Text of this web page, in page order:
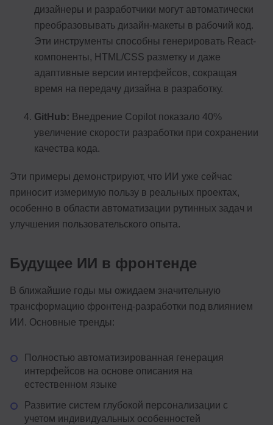
дизайнеры и разработчики могут автоматически
преобразовывать дизайн-макеты в рабочий код.
Эти инструменты способны генерировать React-
компоненты, HTML/CSS разметку и даже
адаптивные версии интерфейсов, сокращая
время на передачу дизайна в разработку.
GitHub: Внедрение Copilot показало 40%
увеличение скорости разработки при сохранении
качества кода.
Эти примеры демонстрируют, что ИИ уже сейчас
приносит измеримую пользу в реальных проектах,
особенно в области автоматизации рутинных задач и
улучшения пользовательского опыта.
Будущее ИИ в фронтенде
В ближайшие годы мы ожидаем значительную
трансформацию фронтенд-разработки под влиянием
ИИ. Основные тренды:
Полностью автоматизированная генерация
интерфейсов на основе описания на
естественном языке
Развитие систем глубокой персонализации с
учетом индивидуальных особенностей